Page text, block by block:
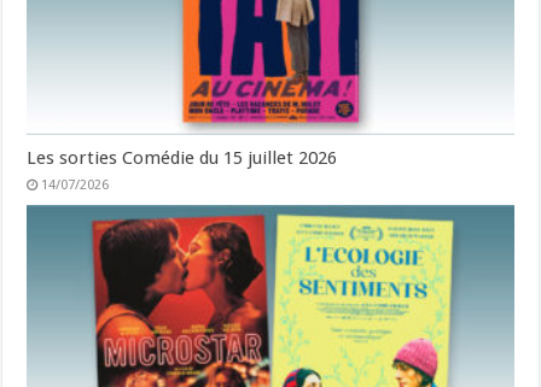
Les sorties Comédie du 15 juillet 2026
14/07/2026